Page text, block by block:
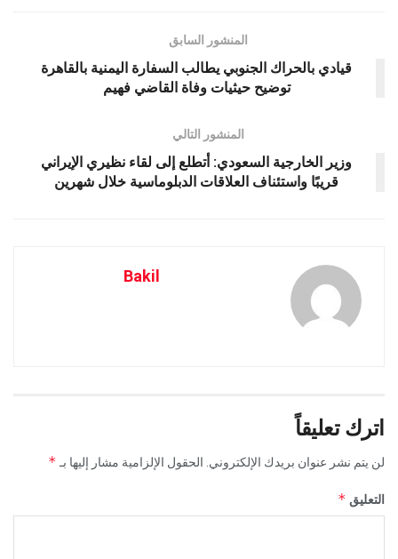
المنشور السابق
قيادي بالحراك الجنوبي يطالب السفارة اليمنية بالقاهرة
توضيح حيثيات وفاة القاضي فهيم
المنشور التالي
وزير الخارجية السعودي: أتطلع إلى لقاء نظيري الإيراني
قريبًا واستئناف العلاقات الدبلوماسية خلال شهرين
Bakil
اترك تعليقاً
لن يتم نشر عنوان بريدك الإلكتروني. الحقول الإلزامية مشار إليها بـ *
التعليق *